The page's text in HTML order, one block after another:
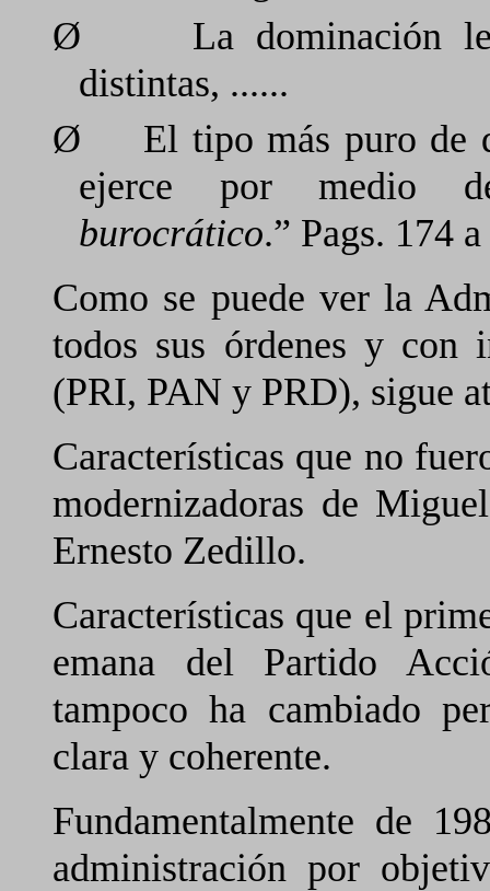
Ø
La dominación
distintas, ......
Ø
El tipo más puro de
ejerce por
burocrático.” Pags. 174
Como se puede ver la
todos sus órdenes y con
(PRI, PAN y PRD), sigue
Características que no
modernizadoras de
Ernesto Zedillo.
Características que el
emana del Partido
tampoco ha cambiado
clara y coherente.
Fundamentalmente de
administración por